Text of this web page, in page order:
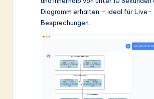
Diagramm erhalten – ideal für Live-
Besprechungen.